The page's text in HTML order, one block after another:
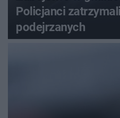
Policjanci
podejrzanych